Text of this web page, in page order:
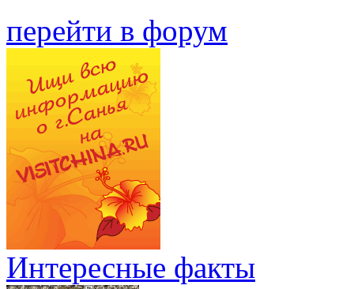
перейти в форум
Интересные факты